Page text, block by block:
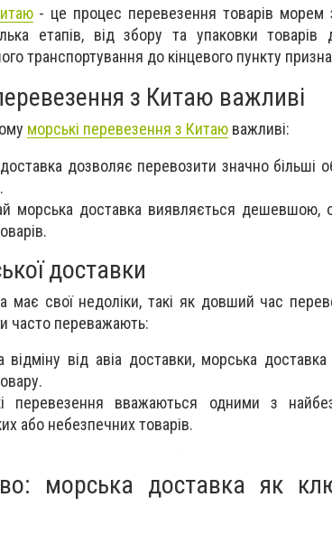
- це процес перевезення товарів морем
етапів, від збору та упаковки
транспортування до кінцевого пункту
з Китаю важливі
морські перевезення з Китаю важливі:
дозволяє перевозити значно більші
морська доставка виявляється дешевшою,
доставки
має свої недоліки, такі як довший час
часто переважають:
відміну від авіа доставки, морська
перевезення вважаються одними з
або небезпечних товарів.
морська доставка як